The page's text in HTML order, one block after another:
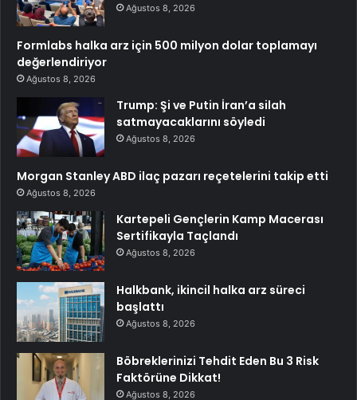
Ağustos 8, 2026
Formlabs halka arz için 500 milyon dolar toplamayı
değerlendiriyor
Ağustos 8, 2026
Trump: Şi ve Putin İran’a silah
satmayacaklarını söyledi
Ağustos 8, 2026
Morgan Stanley ABD ilaç pazarı reçetelerini takip etti
Ağustos 8, 2026
Kartepeli Gençlerin Kamp Macerası
Sertifikayla Taçlandı
Ağustos 8, 2026
Halkbank, ikincil halka arz süreci
başlattı
Ağustos 8, 2026
Böbreklerinizi Tehdit Eden Bu 3 Risk
Faktörüne Dikkat!
Ağustos 8, 2026